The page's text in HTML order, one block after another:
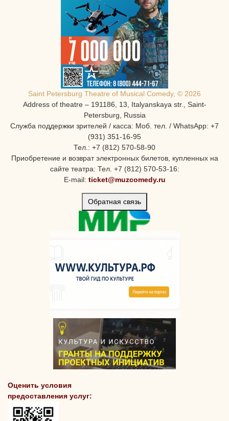
Saint Petersburg Theatre of Musical Comedy, © 2026
Address of theatre – 191186, 13, Italyanskaya str., Saint-
Petersburg, Russia
Служба поддержки зрителей / касса: Моб. тел. / WhatsApp: +7
(931) 351-16-95
Тел.: +7 (812) 570-58-90
Приобретение и возврат электронных билетов, купленных на
сайте театра: Тел. +7 (812) 570-53-16:
E-mail: ticket@muzcomedy.ru
Обратная связь
Оценить условия
предоставления услуг: